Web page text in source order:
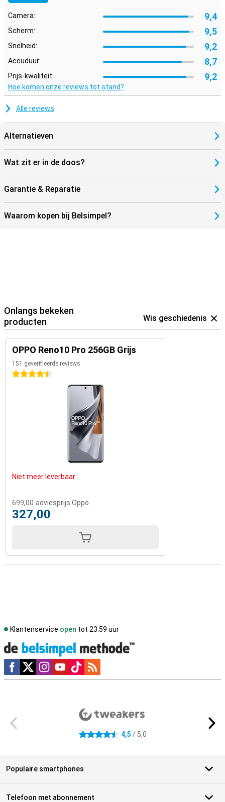
Camera: 9,4
Scherm: 9,5
Snelheid: 9,2
Accuduur: 8,7
Prijs-kwaliteit: 9,2
Hoe komen onze reviews tot stand?
Alle reviews
Alternatieven
Wat zit er in de doos?
Garantie & Reparatie
Waarom kopen bij Belsimpel?
Onlangs bekeken
producten
Wis geschiedenis
OPPO Reno10 Pro 256GB Grijs
151 geverifieerde reviews
4.5 sterren
Niet meer leverbaar
699,00 adviesprijs Oppo
327,00
Klantenservice open tot 23.59 uur
Social media
4.5 sterren 4,5 / 5,0
Populaire smartphones
Telefoon met abonnement